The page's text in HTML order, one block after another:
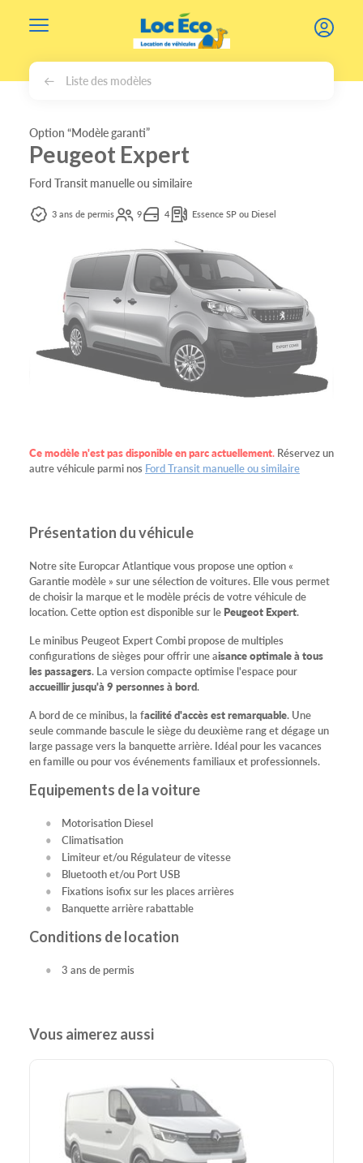
Liste des modèles
Option “Modèle garanti”
Peugeot Expert
Ford Transit manuelle ou similaire
3 ans de permis 9 4 Essence SP ou Diesel
Ce modèle n'est pas disponible en parc actuellement. Réservez un
autre véhicule parmi nos Ford Transit manuelle ou similaire
Présentation du véhicule
Notre site Europcar Atlantique vous propose une option «
Garantie modèle » sur une sélection de voitures. Elle vous permet
de choisir la marque et le modèle précis de votre véhicule de
location. Cette option est disponible sur le Peugeot Expert.
Le minibus Peugeot Expert Combi propose de multiples
configurations de sièges pour offrir une aisance optimale à tous
les passagers. La version compacte optimise l'espace pour
accueillir jusqu'à 9 personnes à bord.
A bord de ce minibus, la facilité d'accès est remarquable. Une
seule commande bascule le siège du deuxième rang et dégage un
large passage vers la banquette arrière. Idéal pour les vacances
en famille ou pour vos événements familiaux et professionnels.
Equipements de la voiture
Motorisation Diesel
Climatisation
Limiteur et/ou Régulateur de vitesse
Bluetooth et/ou Port USB
Fixations isofix sur les places arrières
Banquette arrière rabattable
Conditions de location
3 ans de permis
Vous aimerez aussi